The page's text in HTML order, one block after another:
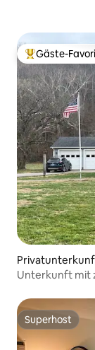
Beliebter
Gäste-
Unterkunft mit
Superhost
Superhost